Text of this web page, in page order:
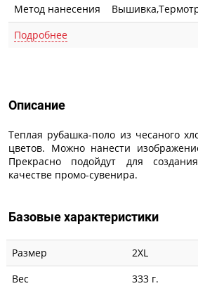
Метод нанесения
Подробнее
Описание
Теплая рубашка-поло из чесаного
цветов. Можно нанести
Прекрасно подойдут для
качестве промо-сувенира.
Базовые характеристики
Размер
2XL
Вес
333 г.